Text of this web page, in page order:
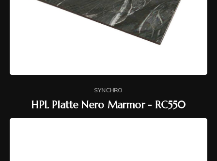
SYNCHRO
HPL Platte Nero Marmor - RC550